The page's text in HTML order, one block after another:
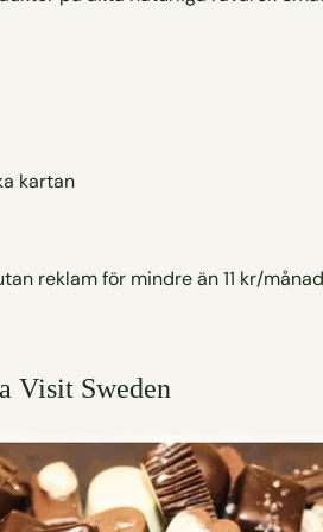
kartan
reklam för mindre än 11 kr/
Visit Sweden